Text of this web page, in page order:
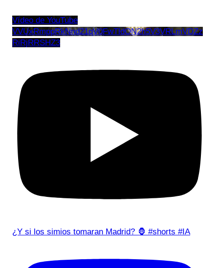
Vídeo de YouTube
VVUxRmppRkNnd21qV0FwTldON2h5V3VRLmVDZz
RiRjRRSHZ3
¿Y si los simios tomaran Madrid? 🦍 #shorts #IA